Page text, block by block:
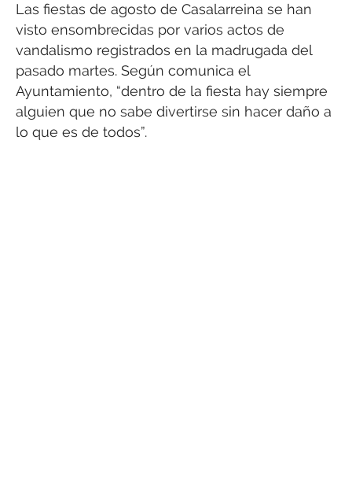
Las fiestas de agosto de Casalarreina se han
visto ensombrecidas por varios actos de
vandalismo registrados en la madrugada del
pasado martes. Según comunica el
Ayuntamiento, “dentro de la fiesta hay siempre
alguien que no sabe divertirse sin hacer daño a
lo que es de todos”.